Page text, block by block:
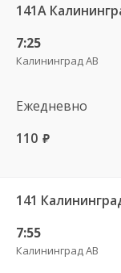
7:25
Калининград АВ
Ежедневно
110 руб.
141
7:55
Калининград АВ